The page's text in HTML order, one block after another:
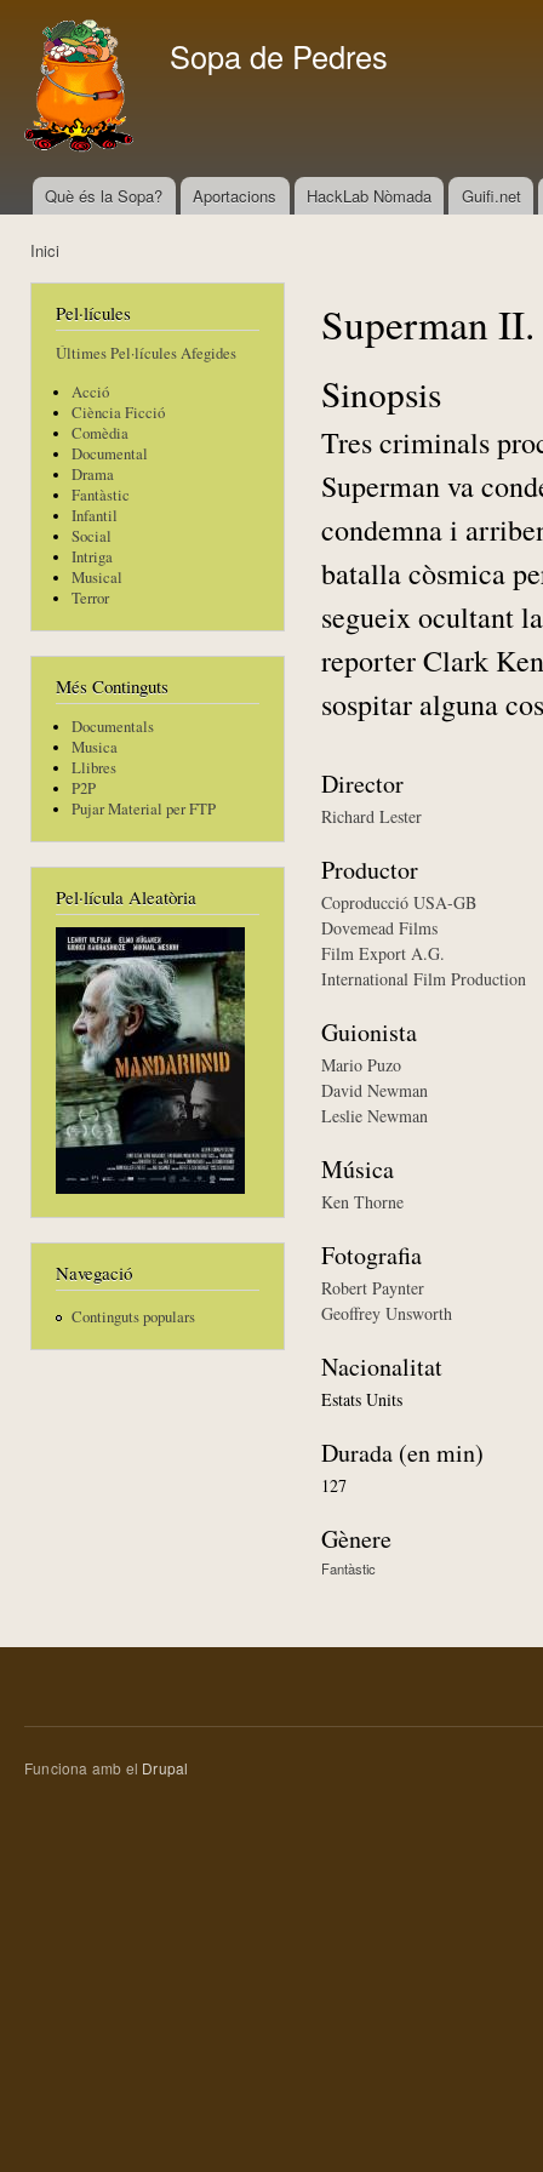
Sopa de Pedres
Menú principal
Què és la Sopa? Aportacions HackLab Nòmada Guifi.net
Inici
Pel·lícules
Últimes Pel·lícules Afegides
Acció
Ciència Ficció
Comèdia
Documental
Drama
Fantàstic
Infantil
Social
Intriga
Musical
Terror
Més Continguts
Documentals
Musica
Llibres
P2P
Pujar Material per FTP
Pel·lícula Aleatòria
Navegació
Continguts populars
Superman
Sinopsis
Tres criminals
Superman va
condemna i
batalla còsmica
segueix ocultant
reporter Clark
sospitar alguna
Director
Richard Lester
Productor
Coproducció USA-GB
Dovemead Films
Film Export A.G.
International Film Production
Guionista
Mario Puzo
David Newman
Leslie Newman
Música
Ken Thorne
Fotografia
Robert Paynter
Geoffrey Unsworth
Nacionalitat
Estats Units
Durada (en min)
127
Gènere
Fantàstic
Funciona amb el Drupal